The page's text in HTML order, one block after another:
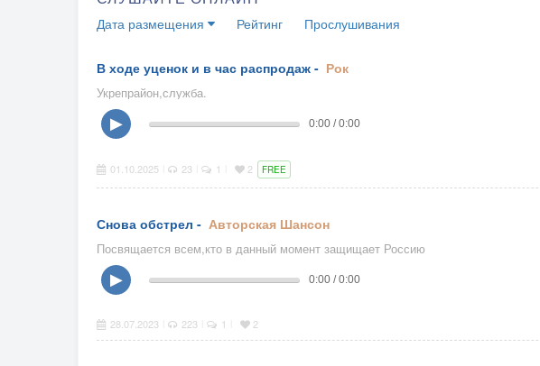
Дата размещения Рейтинг Прослушивания
В ходе уценок и в час распродаж - Рок
Укрепрайон,служба.
▶ 0:00 / 0:00
01.10.2025 23 1 2 FREE
Снова обстрел - Авторская Шансон
Посвящается всем,кто в данный момент защищает Россию
▶ 0:00 / 0:00
28.07.2023 223 1 2